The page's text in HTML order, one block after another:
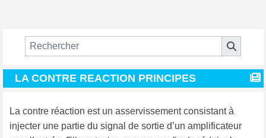
LA CONTRE REACTION PRINCIPES
La contre réaction est un asservissement consistant à
injecter une partie du signal de sortie d’un amplificateur